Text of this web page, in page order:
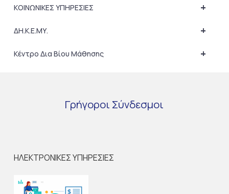
+
ΚΟΙΝΩΝΙΚΕΣ ΥΠΗΡΕΣΙΕΣ
+
ΔΗ.Κ.Ε.ΜΥ.
+
Κέντρο Δια Βίου Μάθησης
Γρήγοροι Σύνδεσμοι
ΗΛΕΚΤΡΟΝΙΚΕΣ ΥΠΗΡΕΣΙΕΣ